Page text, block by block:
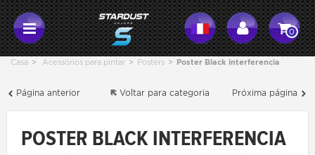
0
Casa > Acessórios para pintar > Posters > Poster Black interferencia
Página anterior Próxima página
Voltar para categoria
POSTER BLACK INTERFERENCIA